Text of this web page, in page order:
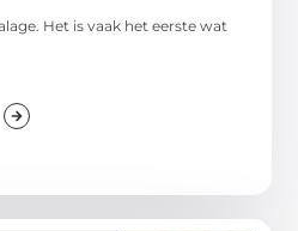
Het is vaak het eerste wat